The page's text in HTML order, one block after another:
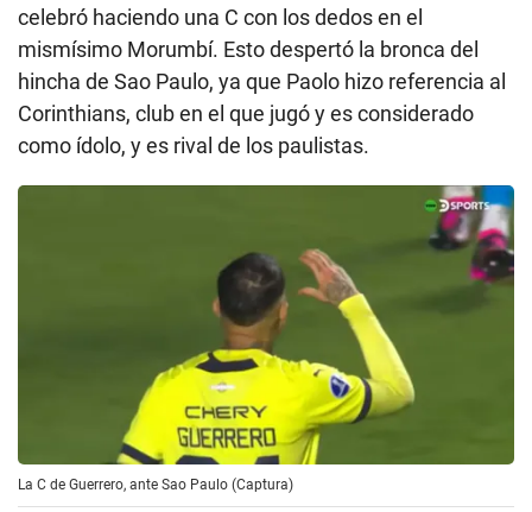
celebró haciendo una C con los dedos en el
mismísimo Morumbí. Esto despertó la bronca del
hincha de Sao Paulo, ya que Paolo hizo referencia al
Corinthians, club en el que jugó y es considerado
como ídolo, y es rival de los paulistas.
La C de Guerrero, ante Sao Paulo (Captura)